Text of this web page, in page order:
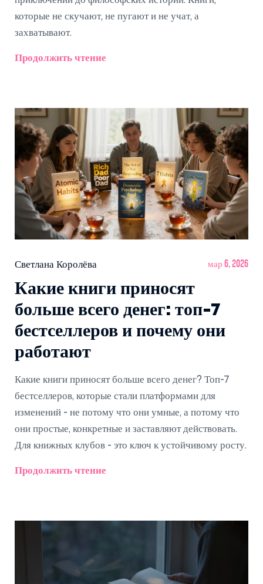
которые не скучают, не пугают и не учат, а
захватывают.
Продолжить чтение
Светлана Королёва мар 6, 2026
Какие книги приносят
больше всего денег: топ-7
бестселлеров и почему они
работают
Какие книги приносят больше всего денег? Топ-7
бестселлеров, которые стали платформами для
изменений - не потому что они умные, а потому что
они простые, конкретные и заставляют действовать.
Для книжных клубов - это ключ к устойчивому росту.
Продолжить чтение